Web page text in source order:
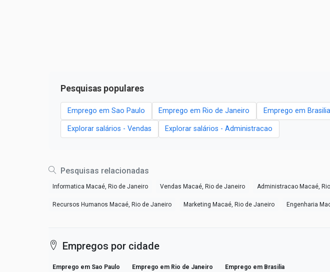
Pesquisas populares
Emprego em Sao Paulo Emprego em Rio de Janeiro Emprego em Brasilia
Explorar salários - Vendas Explorar salários - Administracao
Pesquisas relacionadas
Informatica Macaé, Rio de Janeiro Vendas Macaé, Rio de Janeiro Administracao Macaé,
Recursos Humanos Macaé, Rio de Janeiro Marketing Macaé, Rio de Janeiro Engenharia
Empregos por cidade
Emprego em Sao Paulo Emprego em Rio de Janeiro Emprego em Brasilia